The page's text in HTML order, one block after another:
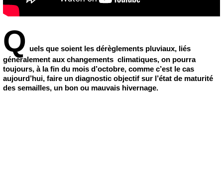
Q uels que soient les dérèglements pluviaux, liés
généralement aux changements climatiques, on pourra
toujours, à la fin du mois d’octobre, comme c’est le cas
aujourd’hui, faire un diagnostic objectif sur l’état de maturité
des semailles, un bon ou mauvais hivernage.